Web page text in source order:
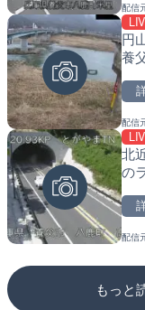
配信
円
養
配信
北
の
配信
もっと